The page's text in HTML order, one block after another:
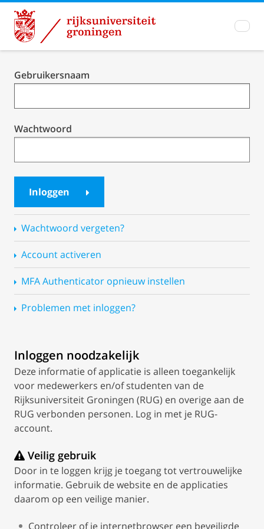
Single
Sign-
Gebruikersnaam
Wachtwoord
Inloggen
Wachtwoord vergeten?
Account activeren
MFA Authenticator opnieuw instellen
Problemen met inloggen?
Inloggen noodzakelijk
Deze informatie of applicatie is alleen toegankelijk
voor medewerkers en/of studenten van de
Rijksuniversiteit Groningen (RUG) en overige aan de
RUG verbonden personen. Log in met je RUG-
account.
Veilig gebruik
Door in te loggen krijg je toegang tot vertrouwelijke
informatie. Gebruik de website en de applicaties
daarom op een veilige manier.
Controleer of je internetbrowser een beveiligde